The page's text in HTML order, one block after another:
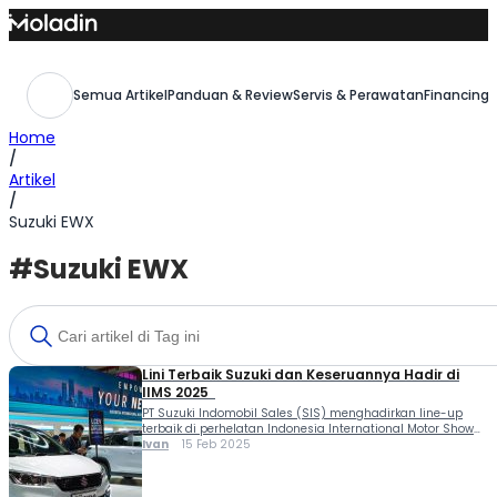
Skip
to
Semua ArtikelPanduan & ReviewServis & Perawatan
Home
/
Artikel
/
Suzuki EWX
#Suzuki EWX
Lini Terbaik Suzuki dan Keseruannya Hadir di
IIMS 2025
PT Suzuki Indomobil Sales (SIS) menghadirkan line-up
terbaik di perhelatan Indonesia International Motor Show
(IIMS) 2025 yang berlangsung mulai 13-23 Februari 2025
Ivan 15 Feb 2025